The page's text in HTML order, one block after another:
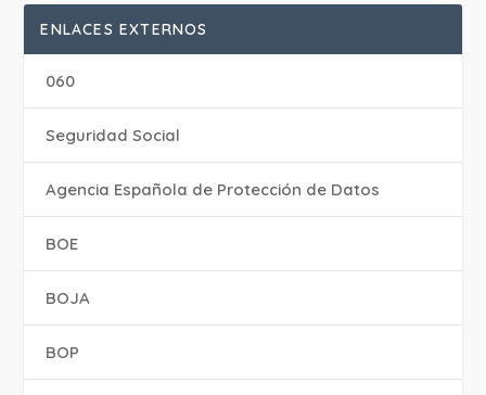
ENLACES EXTERNOS
060
Seguridad Social
Agencia Española de Protección de Datos
BOE
BOJA
BOP